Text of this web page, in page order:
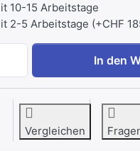
10-15 Arbeitstage
2-5 Arbeitstage (+CHF
MIELE G 15851-60
In den
Vergleichen